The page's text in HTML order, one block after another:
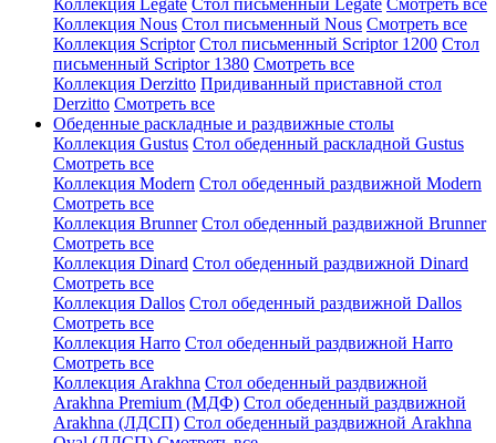
Коллекция Legate Стол письменный Legate Смотреть все
Коллекция Nous Стол письменный Nous Смотреть все
Коллекция Scriptor Стол письменный Scriptor 1200 Стол
письменный Scriptor 1380 Смотреть все
Коллекция Derzitto Придиванный приставной стол
Derzitto Смотреть все
Обеденные раскладные и раздвижные столы
Коллекция Gustus Стол обеденный раскладной Gustus
Смотреть все
Коллекция Modern Стол обеденный раздвижной Modern
Смотреть все
Коллекция Brunner Стол обеденный раздвижной Brunner
Смотреть все
Коллекция Dinard Стол обеденный раздвижной Dinard
Смотреть все
Коллекция Dallos Стол обеденный раздвижной Dallos
Смотреть все
Коллекция Harro Стол обеденный раздвижной Harro
Смотреть все
Коллекция Arakhna Стол обеденный раздвижной
Arakhna Premium (МДФ) Стол обеденный раздвижной
Arakhna (ЛДСП) Стол обеденный раздвижной Arakhna